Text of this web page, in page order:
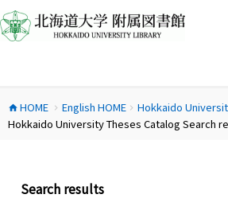
ン
テ
ス
キ
home HOME chevron_right English HOMEchevron_right Hokkaido
Hokkaido University Theses Catalog Search
Search results